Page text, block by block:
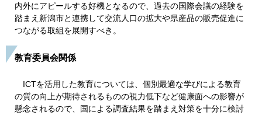
内外にアピールする好機となるので、過去の国際会議の経験を
踏まえ新潟市と連携して交流人口の拡大や県産品の販売促進に
つながる取組を展開すべき。
教育委員会関係
ICTを活用した教育については、個別最適な学びによる教育
の質の向上が期待されるものの視力低下など健康面への影響が
懸念されるので、国による調査結果を踏まえ対策を十分に検討